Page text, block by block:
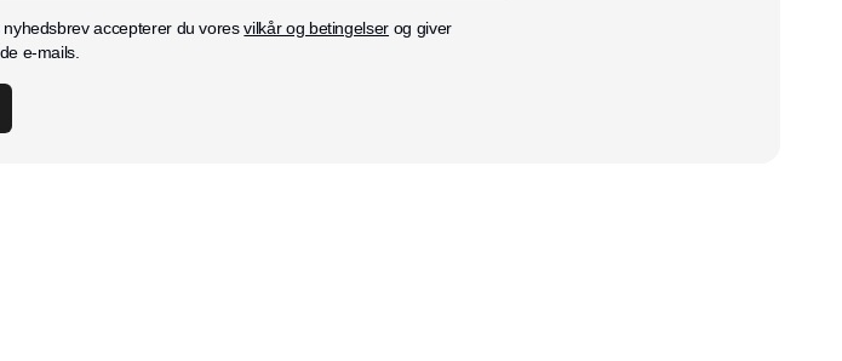
nyhedsbrev accepterer du voresvilkår og betingelser og giver
e-mails.